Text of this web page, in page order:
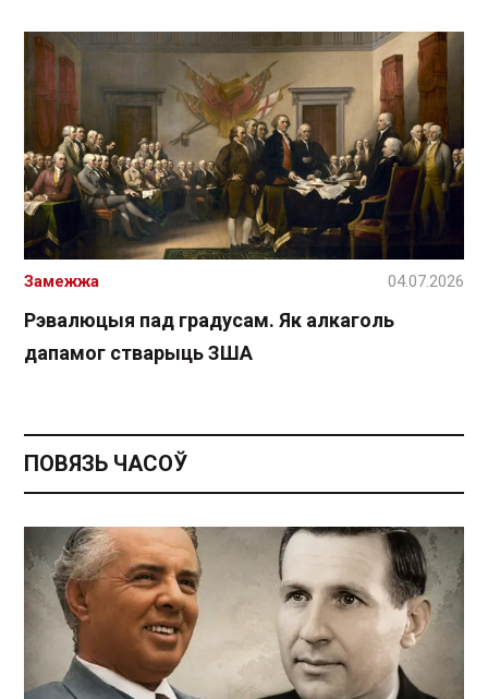
Рэвалюцыя пад градусам. Як алкаголь
дапамог стварыць ЗША
Замежжа 04.07.2026
ПОВЯЗЬ ЧАСОЎ